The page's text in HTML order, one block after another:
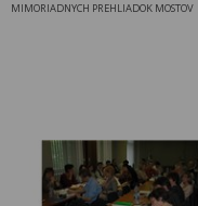
MIMORIADNYCH PREHLIADOK MOSTOV